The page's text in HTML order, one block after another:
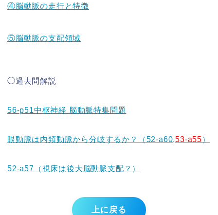
④脳動脈の走行と特徴
⑤脳動脈の支配領域
◯過去問解説
56-p51中枢神経 脳動脈特集問題
眼動脈は内頚動脈から分岐するか？（52-a60,53-a55）
52-a57（視床は後大脳動脈支配？）
上に戻る